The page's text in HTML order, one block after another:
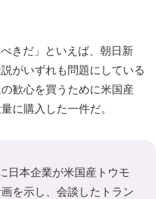
きだ」といえば、朝日新
がいずれも問題にしている
歓心を買うために米国産
に購入した一件だ。
日本企業が米国産トウモ
を示し、会談したトラン